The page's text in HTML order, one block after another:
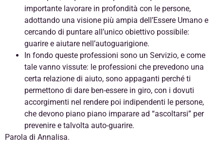
importante lavorare in profondità con le persone,
adottando una visione più ampia dell’Essere Umano e
cercando di puntare all’unico obiettivo possibile:
guarire e aiutare nell’autoguarigione.
In fondo queste professioni sono un Servizio, e come
tale vanno vissute: le professioni che prevedono una
certa relazione di aiuto, sono appaganti perché ti
permettono di dare ben-essere in giro, con i dovuti
accorgimenti nel rendere poi indipendenti le persone,
che devono piano piano imparare ad “ascoltarsi” per
prevenire e talvolta auto-guarire.
Parola di Annalisa.